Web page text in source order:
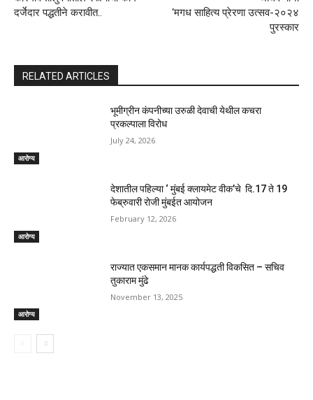
दर्जेदार पद्धतीने करावीत..
‘मगध साहित्य प्रेरणा उत्सव-२०२४
पुरस्कार
RELATED ARTICLES
आरोग्य
भूमीग्रीन कंपनीच्या उरुळी देवाची येथील कचरा
प्रकल्पाला विरोध
July 24, 2026
आरोग्य
देशातील पहिल्या ‘ मुंबई क्लायमेट वीक’चे दि.17 ते 19
फेब्रुवारी रोजी मुंबईत आयोजन
February 12, 2026
आरोग्य
राज्यात एकसमान मानक कार्यपद्धती विकसित – सचिव
तुकाराम मुंढे
November 13, 2025